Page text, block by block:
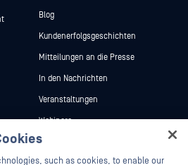
Blog
Kundenerfolgsgeschichten
Mitteilungen an die Presse
In den Nachrichten
Veranstaltungen
Webinare
Datenblätter
such as cookies, to enable our
there!